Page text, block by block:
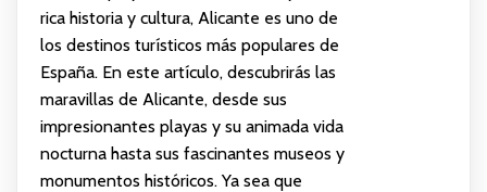
rica historia y cultura, Alicante es uno de
los destinos turísticos más populares de
España. En este artículo, descubrirás las
maravillas de Alicante, desde sus
impresionantes playas y su animada vida
nocturna hasta sus fascinantes museos y
monumentos históricos. Ya sea que